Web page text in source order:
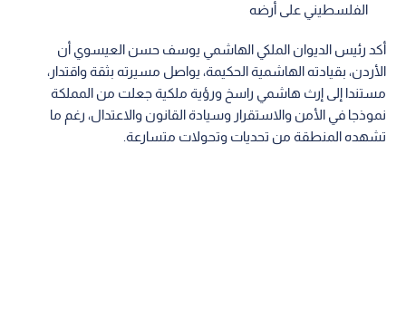
الفلسطيني على أرضه
أكد رئيس الديوان الملكي الهاشمي يوسف حسن العيسوي أن
الأردن، بقيادته الهاشمية الحكيمة، يواصل مسيرته بثقة واقتدار،
مستندا إلى إرث هاشمي راسخ ورؤية ملكية جعلت من المملكة
نموذجا في الأمن والاستقرار وسيادة القانون والاعتدال، رغم ما
تشهده المنطقة من تحديات وتحولات متسارعة.